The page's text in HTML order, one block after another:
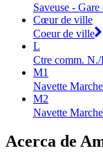
Saveuse -
Cœur de ville
Coeur de ville
L
Ctre comm.
M1
Navette
M2
Navette
Acerca de